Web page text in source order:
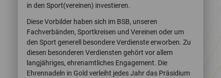
in den Sport(vereinen) investieren.
Diese Vorbilder haben sich im BSB, unseren
Fachverbänden, Sportkreisen und Vereinen oder um
den Sport generell besondere Verdienste erworben. Zu
diesen besonderen Verdiensten gehört vor allem
langjähriges, ehrenamtliches Engagement. Die
Ehrennadeln in Gold verleiht jedes Jahr das Präsidium